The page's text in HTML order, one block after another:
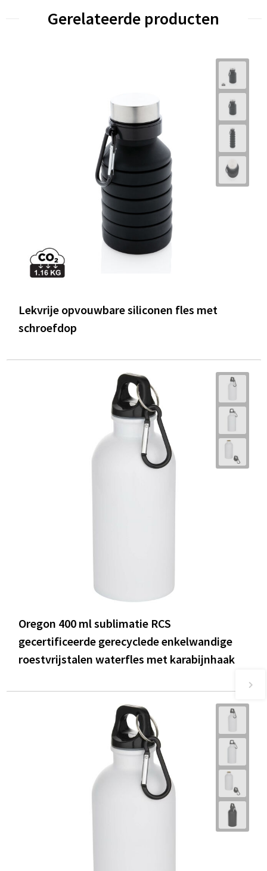
Gerelateerde producten
Lekvrije opvouwbare siliconen fles met
schroefdop
Oregon 400 ml sublimatie RCS
gecertificeerde gerecyclede enkelwandige
roestvrijstalen waterfles met karabijnhaak